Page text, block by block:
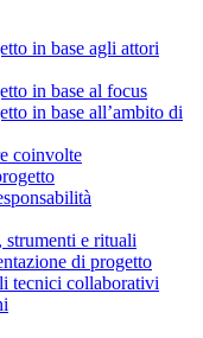
in base agli attori
in base al focus
in base all’ambito di
coinvolte
strumenti e rituali
di progetto
tecnici collaborativi